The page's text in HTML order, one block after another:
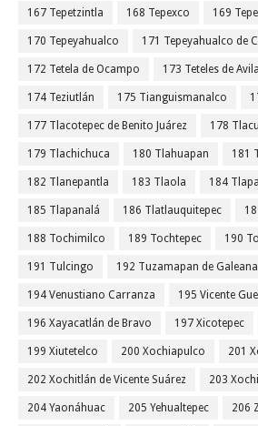
167 Tepetzintla 168 Tepexco 169
170 Tepeyahualco 171 Tepeyahualco de
172 Tetela de Ocampo 173 Teteles de
174 Teziutlán 175 Tianguismanalco
177 Tlacotepec de Benito Juárez 178
179 Tlachichuca 180 Tlahuapan 181
182 Tlanepantla 183 Tlaola 184
185 Tlapanalá 186 Tlatlauquitepec
188 Tochimilco 189 Tochtepec 190
191 Tulcingo 192 Tuzamapan de Galeana
194 Venustiano Carranza 195 Vicente
196 Xayacatlán de Bravo 197 Xicotepec
199 Xiutetelco 200 Xochiapulco 201
202 Xochitlán de Vicente Suárez 203
204 Yaonáhuac 205 Yehualtepec 206